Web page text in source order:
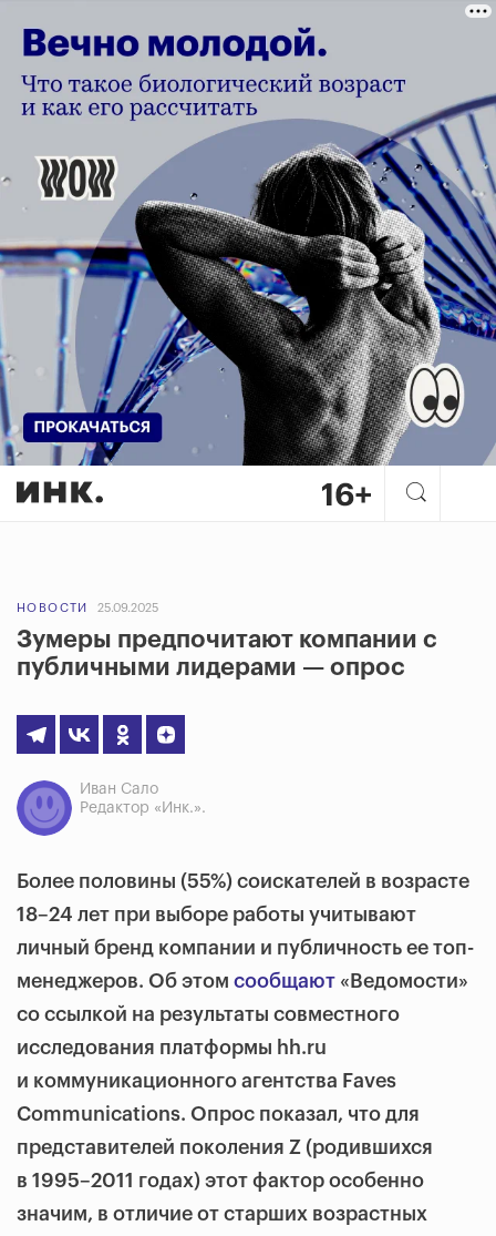
НОВОСТИ 25.09.2025
Зумеры предпочитают компании с
публичными лидерами — опрос
Иван Сало
Редактор «Инк.».
Более половины (55%) соискателей в возрасте
18–24 лет при выборе работы учитывают
личный бренд компании и публичность ее топ-
менеджеров. Об этом сообщают «Ведомости»
со ссылкой на результаты совместного
исследования платформы hh.ru
и коммуникационного агентства Faves
Communications. Опрос показал, что для
представителей поколения Z (родившихся
в 1995–2011 годах) этот фактор особенно
значим, в отличие от старших возрастных